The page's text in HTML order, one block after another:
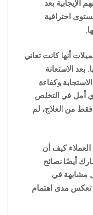
الإيجابية بعد
احترافية
أنها كانت تعاني
الاستعانة
وكفاءة
أمل في التخلص
من العلاج، لم
العملاء كيف أن
أيضًا نصائح
مشابهة في
تعكس مدى اهتمام